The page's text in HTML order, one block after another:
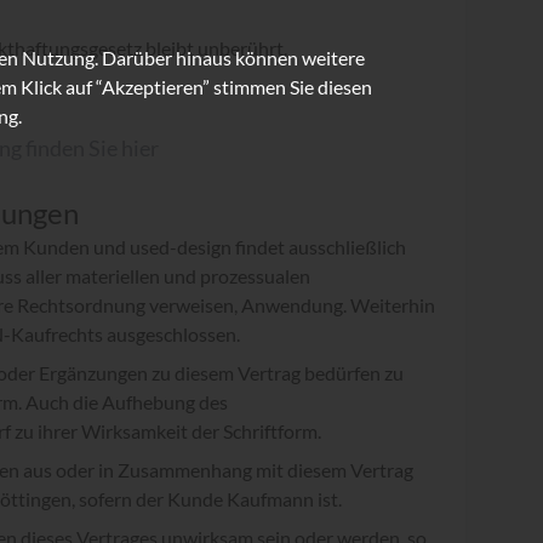
bleibt unberührt.
finden Sie
Kunden und used-design findet ausschließlich
aller materiellen und prozessualen
Rechtsordnung verweisen, Anwendung. Weiterhin
ausgeschlossen.
Ergänzungen zu diesem Vertrag bedürfen zu
Auch die Aufhebung des
zu ihrer Wirksamkeit der Schriftform.
aus oder in Zusammenhang mit diesem Vertrag
sofern der Kunde Kaufmann ist.
dieses Vertrages unwirksam sein oder werden, so
Nutzung. Darüber hinaus können weitere
auf “Akzeptieren” stimmen Sie diesen